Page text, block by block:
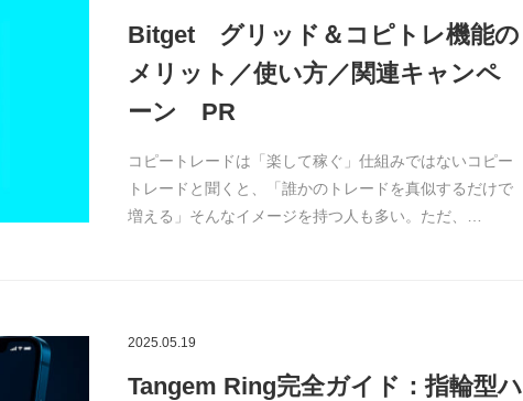
Bitget グリッド＆コピトレ機能の
メリット／使い方／関連キャンペ
ーン PR
コピートレードは「楽して稼ぐ」仕組みではないコピー
トレードと聞くと、「誰かのトレードを真似するだけで
増える」そんなイメージを持つ人も多い。ただ、…
2025.05.19
Tangem Ring完全ガイド：指輪型ハ